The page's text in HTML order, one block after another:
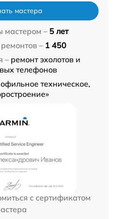
мастера
мастером – 5 лет
– 1 450
– ремонт эхолотов и
телефонов
техническое,
с сертификатом